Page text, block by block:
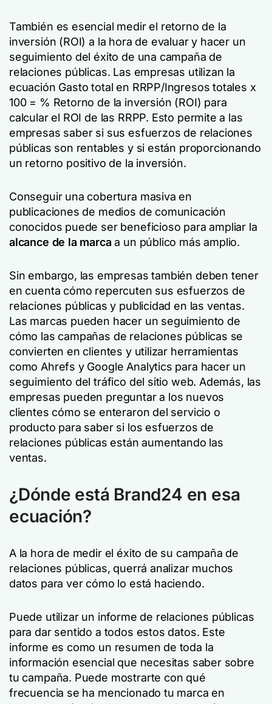
También es esencial medir el retorno de la
inversión (ROI) a la hora de evaluar y hacer un
seguimiento del éxito de una campaña de
relaciones públicas. Las empresas utilizan la
ecuación Gasto total en RRPP/Ingresos totales x
100 = % Retorno de la inversión (ROI) para
calcular el ROI de las RRPP. Esto permite a las
empresas saber si sus esfuerzos de relaciones
públicas son rentables y si están proporcionando
un retorno positivo de la inversión.
Conseguir una cobertura masiva en
publicaciones de medios de comunicación
conocidos puede ser beneficioso para ampliar la
alcance de la marcaa un público más amplio.
Sin embargo, las empresas también deben tener
en cuenta cómo repercuten sus esfuerzos de
relaciones públicas y publicidad en las ventas.
Las marcas pueden hacer un seguimiento de
cómo las campañas de relaciones públicas se
convierten en clientes y utilizar herramientas
como Ahrefs y Google Analytics para hacer un
seguimiento del tráfico del sitio web. Además, las
empresas pueden preguntar a los nuevos
clientes cómo se enteraron del servicio o
producto para saber si los esfuerzos de
relaciones públicas están aumentando las
ventas.
¿Dónde está Brand24 en esa
ecuación?
A la hora de medir el éxito de su campaña de
relaciones públicas, querrá analizar muchos
datos para ver cómo lo está haciendo.
Puede utilizar un informe de relaciones públicas
para dar sentido a todos estos datos. Este
informe es como un resumen de toda la
información esencial que necesitas saber sobre
tu campaña. Puede mostrarte con qué
frecuencia se ha mencionado tu marca en